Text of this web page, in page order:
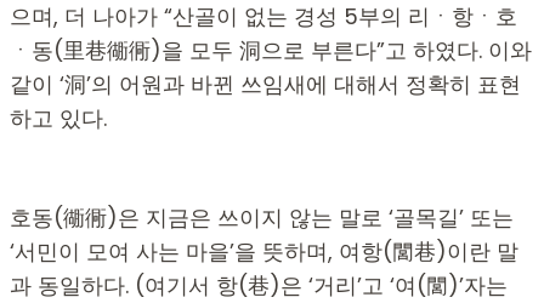
으며, 더 나아가 “산골이 없는 경성 5부의 리ㆍ항ㆍ호
ㆍ동(里巷衚衕)을 모두 洞으로 부른다”고 하였다. 이와
같이 ‘洞’의 어원과 바뀐 쓰임새에 대해서 정확히 표현
하고 있다.
호동(衚衕)은 지금은 쓰이지 않는 말로 ‘골목길’ 또는
‘서민이 모여 사는 마을’을 뜻하며, 여항(閭巷)이란 말
과 동일하다. (여기서 항(巷)은 ‘거리’고 ‘여(閭)’자는